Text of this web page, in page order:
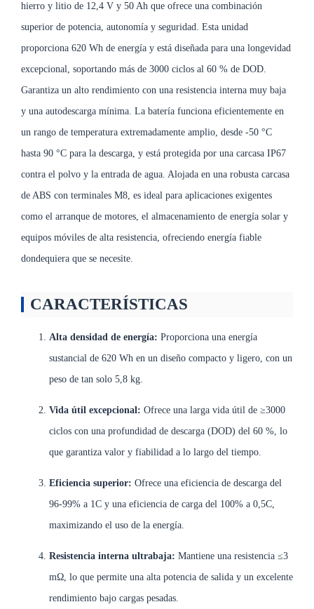
hierro y litio de 12,4 V y 50 Ah que ofrece una combinación
superior de potencia, autonomía y seguridad. Esta unidad
proporciona 620 Wh de energía y está diseñada para una longevidad
excepcional, soportando más de 3000 ciclos al 60 % de DOD.
Garantiza un alto rendimiento con una resistencia interna muy baja
y una autodescarga mínima. La batería funciona eficientemente en
un rango de temperatura extremadamente amplio, desde -50 °C
hasta 90 °C para la descarga, y está protegida por una carcasa IP67
contra el polvo y la entrada de agua. Alojada en una robusta carcasa
de ABS con terminales M8, es ideal para aplicaciones exigentes
como el arranque de motores, el almacenamiento de energía solar y
equipos móviles de alta resistencia, ofreciendo energía fiable
dondequiera que se necesite.
CARACTERÍSTICAS
Alta densidad de energía: Proporciona una energía
sustancial de 620 Wh en un diseño compacto y ligero, con un
peso de tan solo 5,8 kg.
Vida útil excepcional: Ofrece una larga vida útil de ≥3000
ciclos con una profundidad de descarga (DOD) del 60 %, lo
que garantiza valor y fiabilidad a lo largo del tiempo.
Eficiencia superior: Ofrece una eficiencia de descarga del
96-99% a 1C y una eficiencia de carga del 100% a 0,5C,
maximizando el uso de la energía.
Resistencia interna ultrabaja: Mantiene una resistencia ≤3
mΩ, lo que permite una alta potencia de salida y un excelente
rendimiento bajo cargas pesadas.